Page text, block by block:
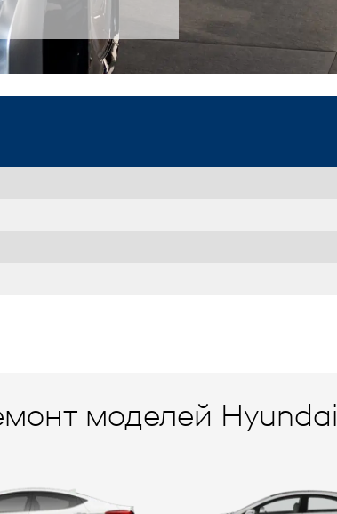
моделей Hyundai